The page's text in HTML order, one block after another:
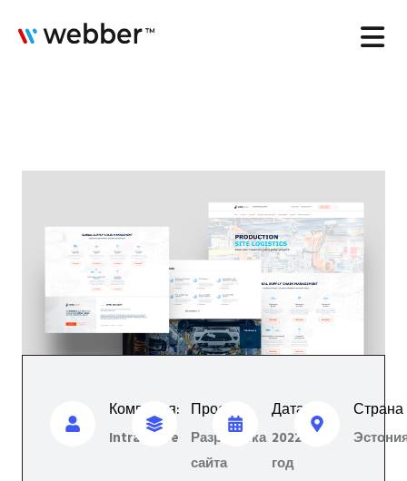
Компания:
IntraGlobe
Проект:
Разработка
сайта
Дата:
2022
год
Страна